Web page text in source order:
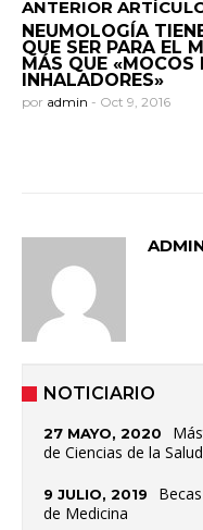
ANTERIOR
NEUMOLOGÍA
QUE SER PARA EL
MÁS QUE «MOCOS
INHALADORES»
por admin - Oct 9, 2016
NOTICIARIO
27 MAYO, 2020
de Ciencias de la Salud
9 JULIO, 2019
de Medicina